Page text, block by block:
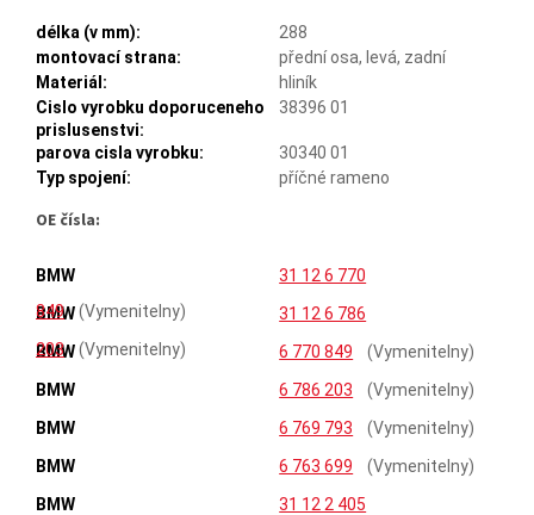
délka (v mm):
288
montovací strana:
přední osa, levá, zadní
Materiál:
hliník
Cislo vyrobku doporuceneho
prislusenstvi:
38396 01
parova cisla vyrobku:
30340 01
Typ spojení:
příčné rameno
OE čísla:
BMW
31 12 6 770
849(Vymenitelny)
BMW
31 12 6 786
203(Vymenitelny)
BMW 6 770 849
(Vymenitelny)
BMW
6 786 203
(Vymenitelny)
BMW
6 769 793
(Vymenitelny)
BMW
6 763 699
(Vymenitelny)
BMW
31 12 2 405